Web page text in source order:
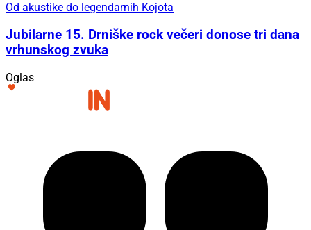
Od akustike do legendarnih Kojota
Jubilarne 15. Drniške rock večeri donose tri dana
vrhunskog zvuka
Oglas